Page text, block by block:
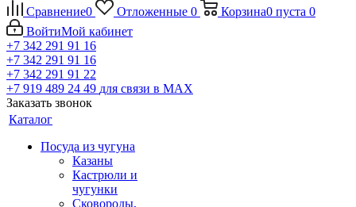
Сравнение0 Отложенные 0 Корзина0 пуста 0
ВойтиМой кабинет
+7 342 291 91 16
+7 342 291 91 16
+7 342 291 91 22
+7 919 489 24 49 для связи в МАХ
Заказать звонок
Каталог
Посуда из чугуна
Казаны
Кастрюли и
чугунки
Сковороды,